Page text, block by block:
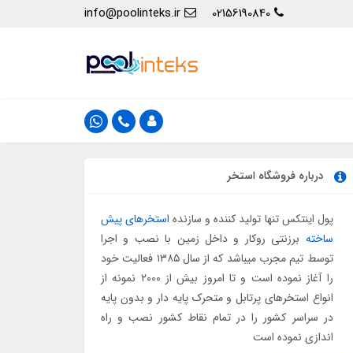
02156190840
info@poolinteks.ir
درباره فروشگاه استخر
پول اینتکس تنها تولید کننده و سازنده استخرهای پیش
ساخته برزنتی روکار و داخل زمین با نصب و اجرا
توسط تیم مجرب میباشد که از سال ۱۳۸۵ فعالیت خود
را آغاز نموده است و تا امروز بیش از ۲۰۰۰ نمونه از
انواع استخرهای پرتابل و متحرک پایه دار و بدون پایه
در سراسر کشور را در تمام نقاط کشور نصب و راه
اندازی نموده است